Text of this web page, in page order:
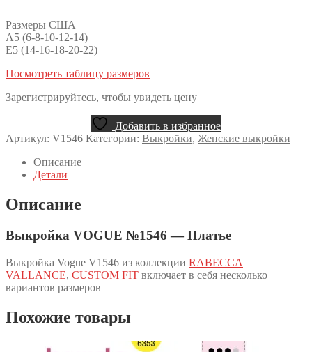
Размеры США
A5 (6-8-10-12-14)
E5 (14-16-18-20-22)
Посмотреть таблицу размеров
Зарегистрируйтесь, чтобы увидеть цену
Добавить в избранное
Артикул: V1546 Категории: Выкройки, Женские выкройки
Описание
Детали
Описание
Выкройка VOGUE №1546 — Платье
Выкройка Vogue V1546 из коллекции RABECCA
VALLANCE, CUSTOM FIT включает в себя несколько
вариантов размеров
Похожие товары